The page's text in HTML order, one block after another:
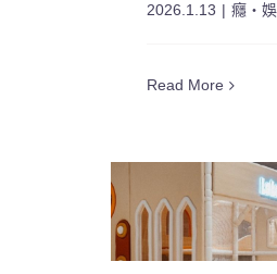
2026.1.13 | 癮・
Read More